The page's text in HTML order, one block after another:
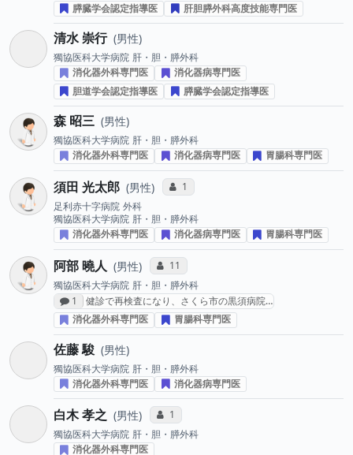
膵臓学会認定指導医
肝胆膵外科高度技能専門医
清水 崇行 男性
獨協医科大学病院 肝・胆・膵外科
消化器外科専門医
消化器病専門医
胆道学会認定指導医
膵臓学会認定指導医
森 昭三 男性
獨協医科大学病院 肝・胆・膵外科
消化器外科専門医
消化器病専門医 胃腸科専門医
須田 光太郎 男性 コミュニケーション・タイプ投票数
1
足利赤十字病院 外科
獨協医科大学病院 肝・胆・膵外科
消化器外科専門医
消化器病専門医 胃腸科専門医
阿部 曉人 男性 コミュニケーション・タイプ投票数
11
獨協医科大学病院 肝・胆・膵外科
感想投稿数
1
健診で再検査になり、さくら市の黒須病院…
消化器外科専門医
胃腸科専門医
佐藤 駿 男性
獨協医科大学病院 肝・胆・膵外科
消化器外科専門医
消化器病専門医
白木 孝之 男性 コミュニケーション・タイプ投票数
1
獨協医科大学病院 肝・胆・膵外科
消化器外科専門医